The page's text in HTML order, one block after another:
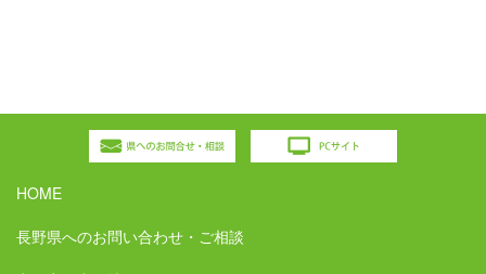
HOME
長野県へのお問い合わせ・ご相談